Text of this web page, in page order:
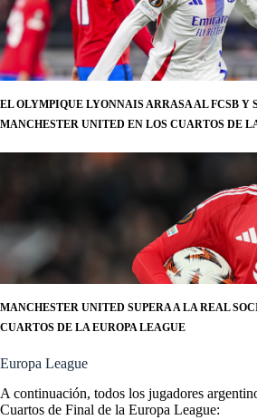
EL OLYMPIQUE LYONNAIS ARRASA AL FCSB Y
MANCHESTER UNITED EN LOS CUARTOS DE
MANCHESTER UNITED SUPERA A LA REAL
CUARTOS DE LA EUROPA LEAGUE
Europa League
A continuación, todos los jugadores
Cuartos de Final de la Europa League: